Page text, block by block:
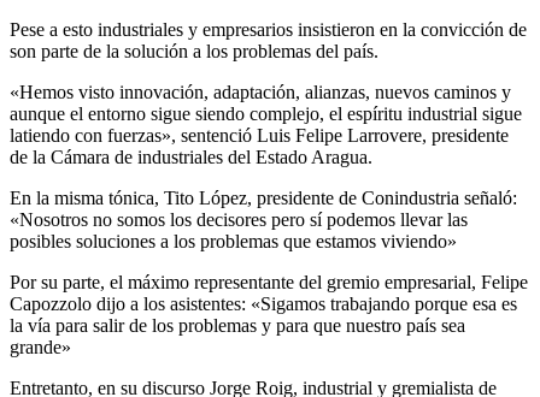
Pese a esto industriales y empresarios insistieron en la convicción de
son parte de la solución a los problemas del país.
«Hemos visto innovación, adaptación, alianzas, nuevos caminos y
aunque el entorno sigue siendo complejo, el espíritu industrial sigue
latiendo con fuerzas», sentenció Luis Felipe Larrovere, presidente
de la Cámara de industriales del Estado Aragua.
En la misma tónica, Tito López, presidente de Conindustria señaló:
«Nosotros no somos los decisores pero sí podemos llevar las
posibles soluciones a los problemas que estamos viviendo»
Por su parte, el máximo representante del gremio empresarial, Felipe
Capozzolo dijo a los asistentes: «Sigamos trabajando porque esa es
la vía para salir de los problemas y para que nuestro país sea
grande»
Entretanto, en su discurso Jorge Roig, industrial y gremialista de